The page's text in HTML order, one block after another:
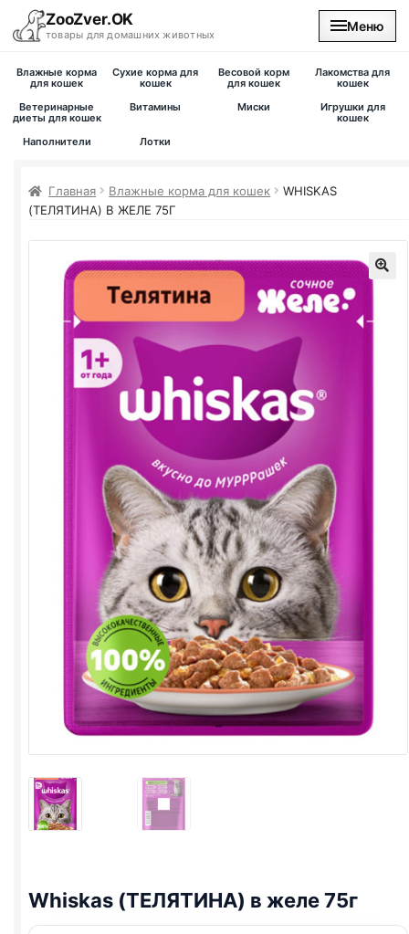
ZooZver.OK
товары для домашних животных
Меню
На главную
Влажные корма
для кошек
Сухие корма для
кошек
Весовой корм
для кошек
Лакомства для
кошек
Ветеринарные
диеты для кошек
Витамины Миски
Игрушки для
кошек
Наполнители
Лотки
Главная Влажные корма для кошек
WHISKAS
(ТЕЛЯТИНА) В ЖЕЛЕ 75Г
Whiskas (ТЕЛЯТИНА) в желе 75г